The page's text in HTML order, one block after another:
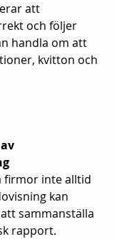
och följer
handla om att
kvitton och
kan
sammanställa
rapport.